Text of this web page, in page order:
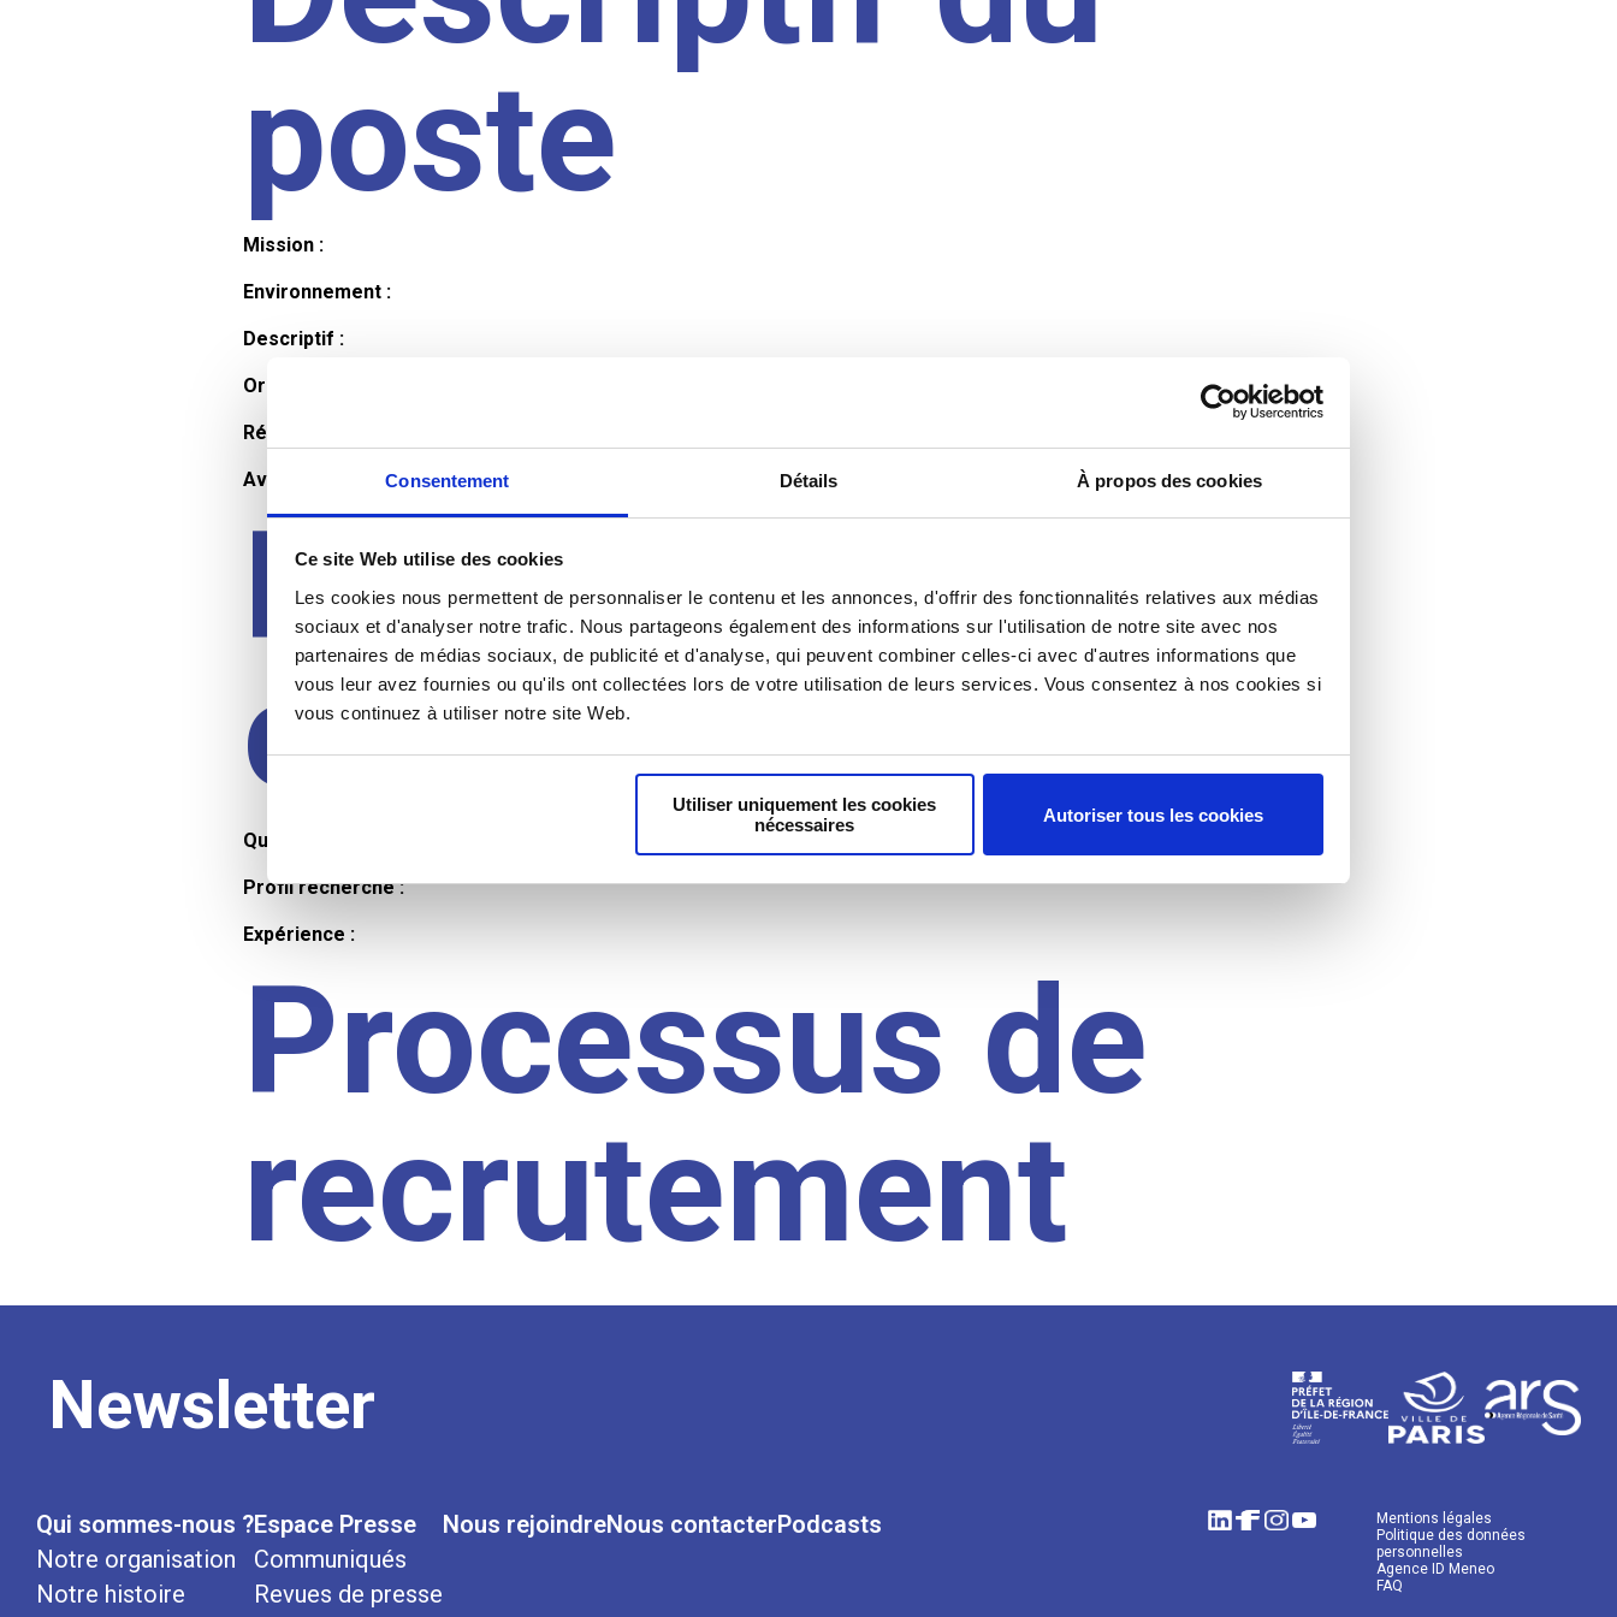
Consentement Détails À propos des cookies
Ce site Web utilise des cookies
Les cookies nous permettent de personnaliser le contenu et les annonces, d'offrir des fonctionnalités relatives aux médias
sociaux et d'analyser notre trafic. Nous partageons également des informations sur l'utilisation de notre site avec nos
partenaires de médias sociaux, de publicité et d'analyse, qui peuvent combiner celles-ci avec d'autres informations que
vous leur avez fournies ou qu'ils ont collectées lors de votre utilisation de leurs services. Vous consentez à nos cookies si
vous continuez à utiliser notre site Web.
Utiliser uniquement les cookies
nécessaires
Autoriser tous les cookies
poste
Mission :
Environnement :
Descriptif :
Organisation et horaires :
Rémunération :
Avantages :
Profil du
candidat
Qualifications et diplômes :
Profil recherché :
Expérience :
Processus de
recrutement
Newsletter
Qui sommes-nous ?
Notre organisation
Notre histoire
Espace Presse
Communiqués
Revues de presse
Nous rejoindreNous contacterPodcasts
Mentions légales
Politique des données
personnelles
Agence ID Meneo
FAQ